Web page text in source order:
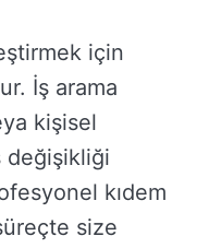
için
İş arama
kişisel
değişikliği
kıdem
size